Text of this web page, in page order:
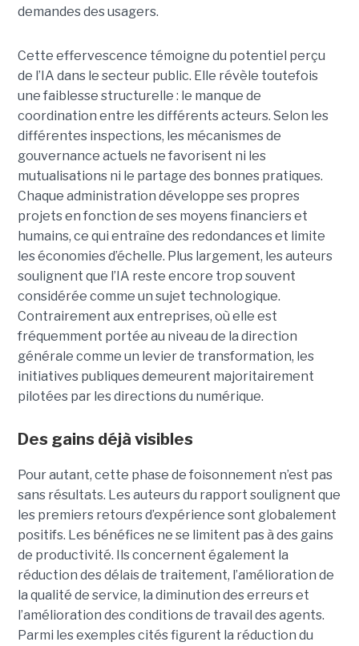
demandes des usagers.
Cette effervescence témoigne du potentiel perçu
de l’IA dans le secteur public. Elle révèle toutefois
une faiblesse structurelle : le manque de
coordination entre les différents acteurs. Selon les
différentes inspections, les mécanismes de
gouvernance actuels ne favorisent ni les
mutualisations ni le partage des bonnes pratiques.
Chaque administration développe ses propres
projets en fonction de ses moyens financiers et
humains, ce qui entraîne des redondances et limite
les économies d’échelle. Plus largement, les auteurs
soulignent que l’IA reste encore trop souvent
considérée comme un sujet technologique.
Contrairement aux entreprises, où elle est
fréquemment portée au niveau de la direction
générale comme un levier de transformation, les
initiatives publiques demeurent majoritairement
pilotées par les directions du numérique.
Des gains déjà visibles
Pour autant, cette phase de foisonnement n’est pas
sans résultats. Les auteurs du rapport soulignent que
les premiers retours d’expérience sont globalement
positifs. Les bénéfices ne se limitent pas à des gains
de productivité. Ils concernent également la
réduction des délais de traitement, l’amélioration de
la qualité de service, la diminution des erreurs et
l’amélioration des conditions de travail des agents.
Parmi les exemples cités figurent la réduction du